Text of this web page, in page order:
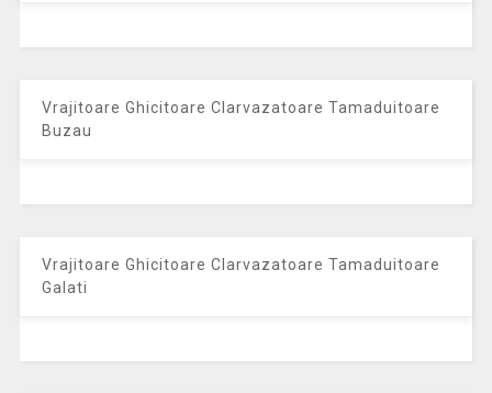
Vrajitoare Ghicitoare Clarvazatoare Tamaduitoare
Buzau
Vrajitoare Ghicitoare Clarvazatoare Tamaduitoare
Galati